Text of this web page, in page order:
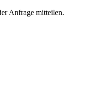
Anfrage mitteilen.